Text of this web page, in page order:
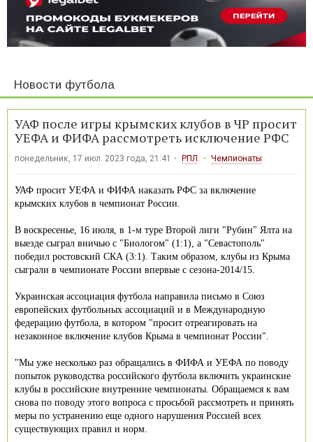
Новости футбола
УАФ после игры крымских клубов в ЧР просит
УЕФА и ФИФА рассмотреть исключение РФС
понедельник, 17 июл. 2023 года, 21:41 РПЛ Чемпионаты
УАФ просит УЕФА и ФИФА наказать РФС за включение
крымских клубов в чемпионат России.
В воскресенье, 16 июля, в 1-м туре Второй лиги "Рубин" Ялта на
выезде сыграл вничью с "Биологом" (1:1), а "Севастополь"
победил ростовский СКА (3:1). Таким образом, клубы из Крыма
сыграли в чемпионате России впервые с сезона-2014/15.
Украинская ассоциация футбола направила письмо в Союз
европейских футбольных ассоциаций и в Международную
федерацию футбола, в котором "просит отреагировать на
незаконное включение клубов Крыма в чемпионат России".
"Мы уже несколько раз обращались в ФИФА и УЕФА по поводу
попыток руководства российского футбола включить украинские
клубы в российские внутренние чемпионаты. Обращаемся к вам
снова по поводу этого вопроса с просьбой рассмотреть и принять
меры по устранению еще одного нарушения Россией всех
существующих правил и норм.